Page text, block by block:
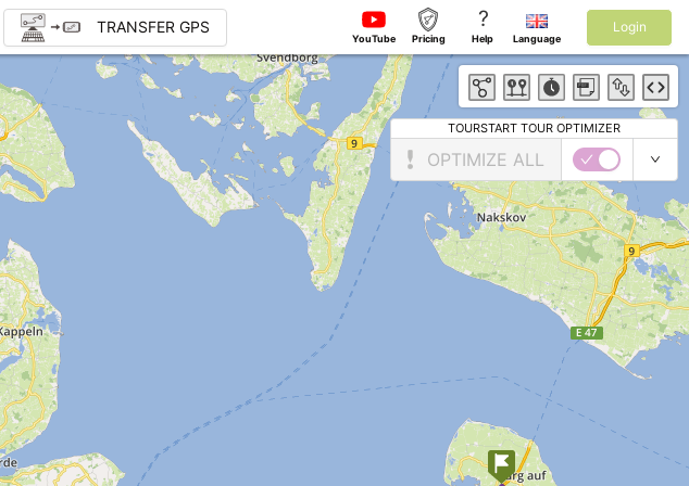
TRANSFER GPS
YouTube Pricing
?
Help Language
Login
TOURSTART TOUR OPTIMIZER
OPTIMIZE ALL